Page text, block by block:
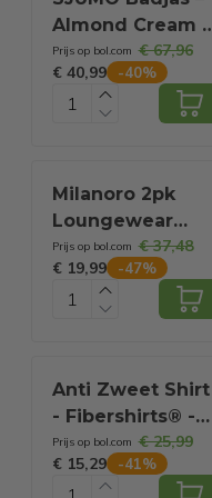
Almond Cream –
Maat L/XL – Ultra-
zacht &
Duurzaam
Prijs op bol.com € 67,96
€ 40,99
-40%
Milanoro 2pk
Loungewear
long pants Navy -
Dark Grey L
Prijs op bol.com € 37,48
€ 19,99
-47%
Anti Zweet Shirt
- Fibershirts® -
Ingenaaide
Okselpads-
Prijs op bol.com € 25,99
€ 15,29
-41%